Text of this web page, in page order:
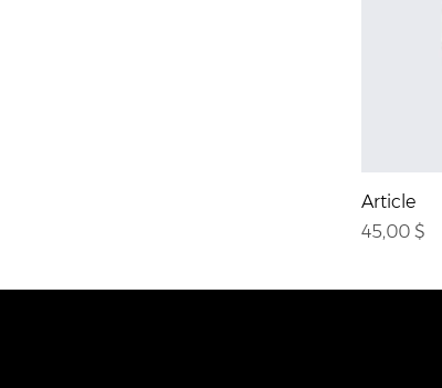
Article
Prix
45,00 $